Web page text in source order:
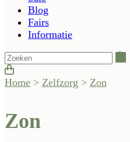
Blog
Fairs
Informatie
Home > Zelfzorg > Zon
Zon